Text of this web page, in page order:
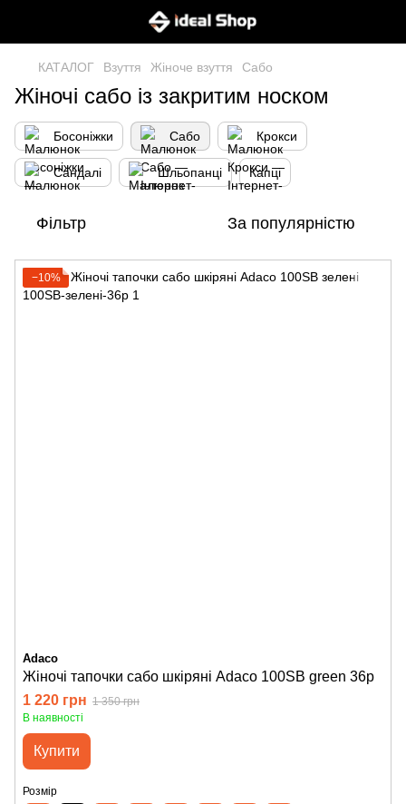
КАТАЛОГ Взуття Жіноче взуття Сабо
Жіночі сабо із закритим носком
Босоніжки Сабо Крокси
Сандалі Шльопанці Капці
Фільтр За популярністю
−10%
Adaco
Жіночі тапочки сабо шкіряні Adaco 100SB green 36р
1 220 грн 1 350 грн
В наявності
Купити
Розмір